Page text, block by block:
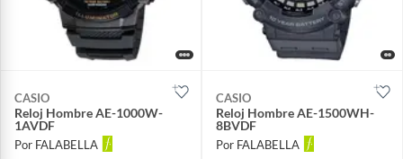
CASIO
Reloj Hombre AE-1000W-
1AVDF
Por FALABELLA
CASIO
Reloj Hombre AE-1500WH-
8BVDF
Por FALABELLA